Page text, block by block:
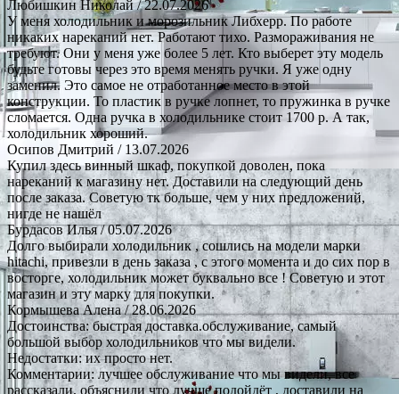
Любишкин Николай/ 22.07.2026
У меня холодильник и морозильник Либхерр. По работе
никаких нареканий нет. Работают тихо. Размораживания не
требуют. Они у меня уже более 5 лет. Кто выберет эту модель
будьте готовы через это время менять ручки. Я уже одну
заменил. Это самое не отработанное место в этой
конструкции. То пластик в ручке лопнет, то пружинка в ручке
сломается. Одна ручка в холодильнике стоит 1700 р. А так,
холодильник хороший.
Осипов Дмитрий / 13.07.2026
Купил здесь винный шкаф, покупкой доволен, пока
нареканий к магазину нет. Доставили на следующий день
после заказа. Советую тк больше, чем у них предложений,
нигде не нашёл
Бурдасов Илья/ 05.07.2026
Долго выбирали холодильник , сошлись на модели марки
hitachi, привезли в день заказа , с этого момента и до сих пор в
восторге, холодильник может буквально все ! Советую и этот
магазин и эту марку для покупки.
Кормышева Алена/ 28.06.2026
Достоинства: быстрая доставка.обслуживание, самый
большой выбор холодильников что мы видели.
Недостатки: их просто нет.
Комментарии: лучшее обслуживание что мы видели, все
рассказали, объяснили что лучше подойдёт , доставили на